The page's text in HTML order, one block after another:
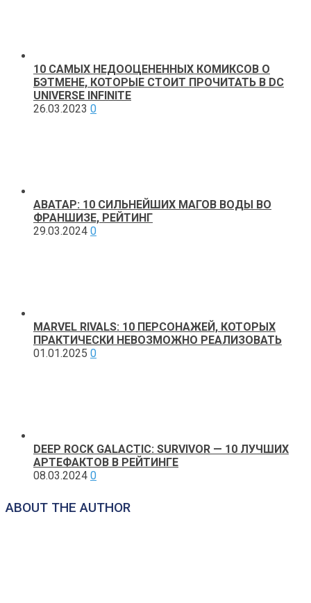
10 САМЫХ НЕДООЦЕНЕННЫХ КОМИКСОВ О
БЭТМЕНЕ, КОТОРЫЕ СТОИТ ПРОЧИТАТЬ В DC
UNIVERSE INFINITE
26.03.2023 0
АВАТАР: 10 СИЛЬНЕЙШИХ МАГОВ ВОДЫ ВО
ФРАНШИЗЕ, РЕЙТИНГ
29.03.2024 0
MARVEL RIVALS: 10 ПЕРСОНАЖЕЙ, КОТОРЫХ
ПРАКТИЧЕСКИ НЕВОЗМОЖНО РЕАЛИЗОВАТЬ
01.01.2025 0
DEEP ROCK GALACTIC: SURVIVOR — 10 ЛУЧШИХ
АРТЕФАКТОВ В РЕЙТИНГЕ
08.03.2024 0
ABOUT THE AUTHOR